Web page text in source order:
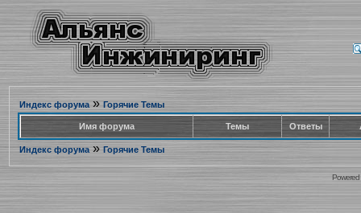
Индекс форума» Горячие Темы
Имя форума Темы Ответы
Индекс форума» Горячие Темы